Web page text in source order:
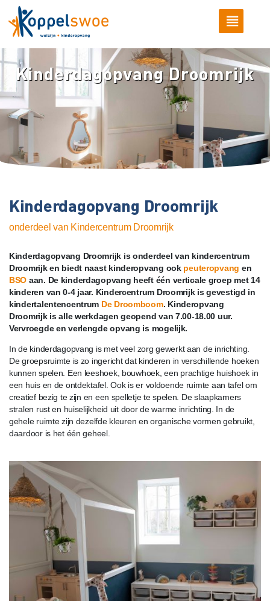
Kinderdagopvang Droomrijk
Kinderdagopvang Droomrijk
onderdeel van Kindercentrum Droomrijk
Kinderdagopvang Droomrijk is onderdeel van kindercentrum
Droomrijk en biedt naast kinderopvang ook peuteropvang en
BSO aan. De kinderdagopvang heeft één verticale groep met 14
kinderen van 0-4 jaar. Kindercentrum Droomrijk is gevestigd in
kindertalentencentrum De Droomboom. Kinderopvang
Droomrijk is alle werkdagen geopend van 7.00-18.00 uur.
Vervroegde en verlengde opvang is mogelijk.
In de kinderdagopvang is met veel zorg gewerkt aan de inrichting.
De groepsruimte is zo ingericht dat kinderen in verschillende hoeken
kunnen spelen. Een leeshoek, bouwhoek, een prachtige huishoek in
een huis en de ontdektafel. Ook is er voldoende ruimte aan tafel om
creatief bezig te zijn en een spelletje te spelen. De slaapkamers
stralen rust en huiselijkheid uit door de warme inrichting. In de
gehele ruimte zijn dezelfde kleuren en organische vormen gebruikt,
daardoor is het één geheel.